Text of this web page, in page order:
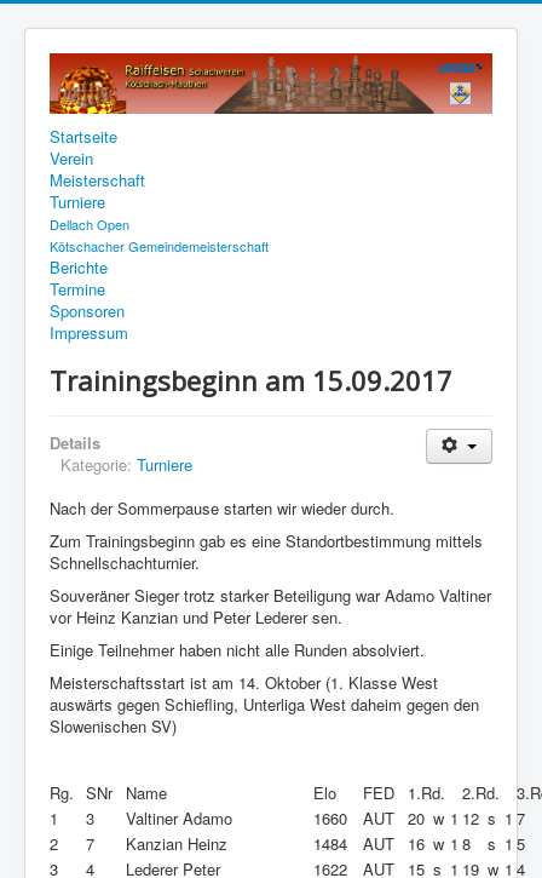
Startseite
Verein
Meisterschaft
Turniere
Dellach Open
Kötschacher Gemeindemeisterschaft
Berichte
Termine
Sponsoren
Impressum
Trainingsbeginn am 15.09.2017
Details
Kategorie: Turniere
Nach der Sommerpause starten wir wieder durch.
Zum Trainingsbeginn gab es eine Standortbestimmung mittels
Schnellschachturnier.
Souveräner Sieger trotz starker Beteiligung war Adamo Valtiner
vor Heinz Kanzian und Peter Lederer sen.
Einige Teilnehmer haben nicht alle Runden absolviert.
Meisterschaftsstart ist am 14. Oktober (1. Klasse West
auswärts gegen Schiefling, Unterliga West daheim gegen den
Slowenischen SV)
Rg. SNr Name Elo FED 1.Rd. 2.Rd.
1
3 Valtiner Adamo 1660 AUT 20 w 1 12 s 1 7
2
7 Kanzian Heinz 1484 AUT 16 w 1 8 s 1 5
3
4 Lederer Peter 1622 AUT 15 s 1 19 w 1 4